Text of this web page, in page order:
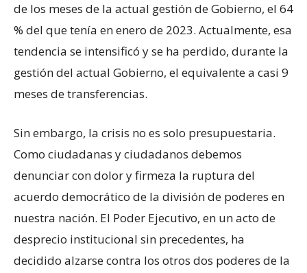
de los meses de la actual gestión de Gobierno, el 64
% del que tenía en enero de 2023. Actualmente, esa
tendencia se intensificó y se ha perdido, durante la
gestión del actual Gobierno, el equivalente a casi 9
meses de transferencias.
Sin embargo, la crisis no es solo presupuestaria.
Como ciudadanas y ciudadanos debemos
denunciar con dolor y firmeza la ruptura del
acuerdo democrático de la división de poderes en
nuestra nación. El Poder Ejecutivo, en un acto de
desprecio institucional sin precedentes, ha
decidido alzarse contra los otros dos poderes de la